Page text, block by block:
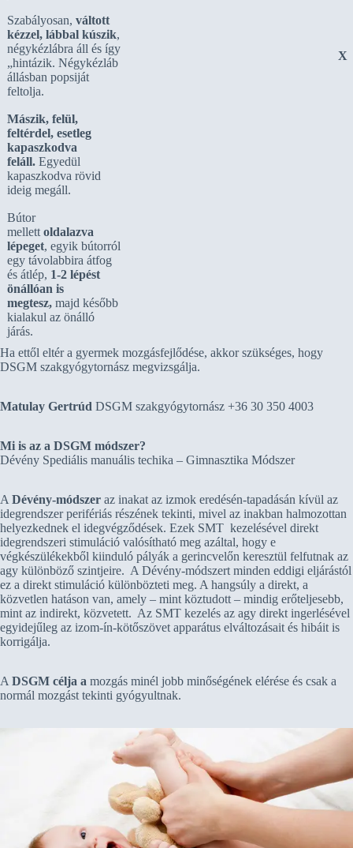
Szabályosan, váltott
kézzel, lábbal kúszik,
négykézlábra áll és így
„hintázik. Négykézláb
állásban popsiját
feltolja.
X
Mászik, felül,
feltérdel, esetleg
kapaszkodva
feláll. Egyedül
kapaszkodva rövid
ideig megáll.
Bútor
mellett oldalazva
lépeget, egyik bútorról
egy távolabbira átfog
és átlép, 1-2 lépést
önállóan is
megtesz, majd később
kialakul az önálló
járás.
Ha ettől eltér a gyermek mozgásfejlődése, akkor szükséges, hogy
DSGM szakgyógytornász megvizsgálja.
Matulay Gertrúd DSGM szakgyógytornász +36 30 350 4003
Mi is az a DSGM módszer?
Dévény Spediális manuális techika – Gimnasztika Módszer
A Dévény-módszer az inakat az izmok eredésén-tapadásán kívül az
idegrendszer perifériás részének tekinti, mivel az inakban halmozottan
helyezkednek el idegvégződések. Ezek SMT kezelésével direkt
idegrendszeri stimuláció valósítható meg azáltal, hogy e
végkészülékekből kiinduló pályák a gerincvelőn keresztül felfutnak az
agy különböző szintjeire. A Dévény-módszert minden eddigi eljárástól
ez a direkt stimuláció különbözteti meg. A hangsúly a direkt, a
közvetlen hatáson van, amely – mint köztudott – mindig erőteljesebb,
mint az indirekt, közvetett. Az SMT kezelés az agy direkt ingerlésével
egyidejűleg az izom-ín-kötőszövet apparátus elváltozásait és hibáit is
korrigálja.
A DSGM célja a mozgás minél jobb minőségének elérése és csak a
normál mozgást tekinti gyógyultnak.